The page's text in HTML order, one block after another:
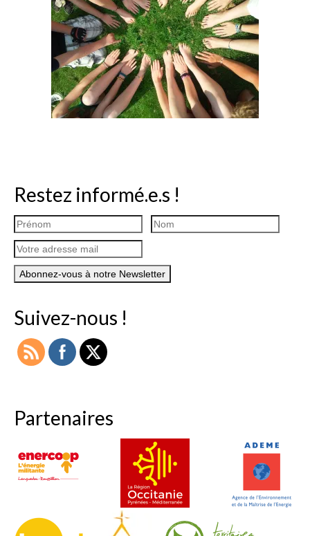
ARCHIVES
CONTACT
Restez informé.e.s !
Suivez-nous !
Partenaires